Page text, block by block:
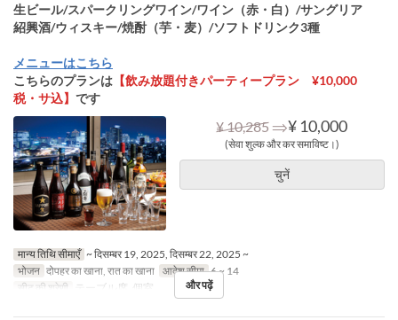
生ビール/スパークリングワイン/ワイン（赤・白）/サングリア
紹興酒/ウィスキー/焼酎（芋・麦）/ソフトドリンク3種
メニューはこちら
こちらのプランは 【飲み放題付きパーティープラン ¥10,000
税・サ込】 です
¥ 10,285 ⇒¥ 10,000
(सेवा शुल्क और कर समाविष्ट।)
चुनें
मान्य तिथि सीमाएँ ~ दिसम्बर 19, 2025, दिसम्बर 22, 2025 ~
भोजन दोपहर का खाना, रात का खाना आदेश सीमा 6 ~ 14
सीट की श्रेणी
テーブル席, 個室 और पढ़ें